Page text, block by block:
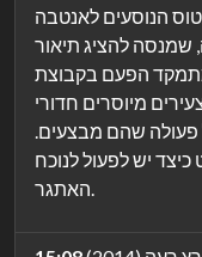
הנוסעים לאנטבה
להציג תיאור
מתמקד הפעם בקבוצת
מיוסרים חדורי
פעולה שהם מבצעים.
יש לפעול לנוכח
האתגר.